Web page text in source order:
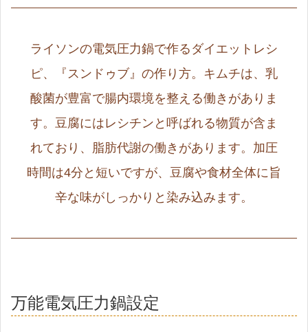
ライソンの電気圧力鍋で作るダイエットレシ
ピ、『スンドゥブ』の作り方。キムチは、乳
酸菌が豊富で腸内環境を整える働きがありま
す。豆腐にはレシチンと呼ばれる物質が含ま
れており、脂肪代謝の働きがあります。加圧
時間は4分と短いですが、豆腐や食材全体に旨
辛な味がしっかりと染み込みます。
万能電気圧力鍋設定